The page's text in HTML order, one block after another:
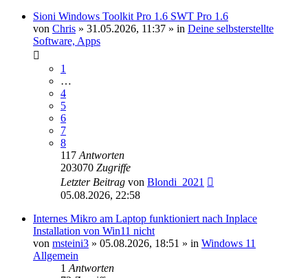
Sioni Windows Toolkit Pro 1.6 SWT Pro 1.6
von Chris » 31.05.2026, 11:37 » in Deine selbsterstellte
Software, Apps
1
…
4
5
6
7
8
117Antworten
203070 Zugriffe
Letzter Beitrag von Blondi_2021
05.08.2026, 22:58
Internes Mikro am Laptop funktioniert nach Inplace
Installation von Win11 nicht
von msteini3 » 05.08.2026, 18:51 » in Windows 11
Allgemein
1Antworten